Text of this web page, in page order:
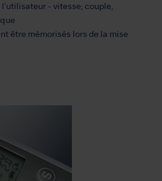
- vitesse, couple,
être mémorisés lors de la mise